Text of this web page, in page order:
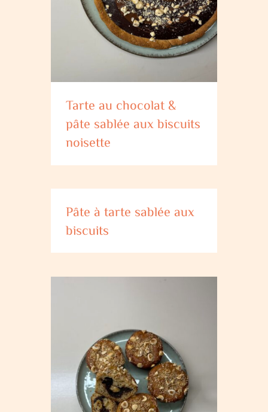
Tarte au chocolat &
pâte sablée aux biscuits
noisette
Pâte à tarte sablée aux
biscuits